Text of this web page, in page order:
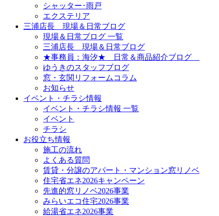
シャッター･雨戸
エクステリア
三浦店長 現場＆日常ブログ
現場＆日常ブログ 一覧
三浦店長 現場＆日常ブログ
★事務員：海汐★ 日常＆商品紹介ブログ
ゆうきのスタッフブログ
窓・玄関リフォームコラム
お知らせ
イベント・チラシ情報
イベント・チラシ情報 一覧
イベント
チラシ
お役立ち情報
施工の流れ
よくある質問
賃貸・分譲のアパート・マンション窓リノベ
住宅省エネ2026キャンペーン
先進的窓リノベ2026事業
みらいエコ住宅2026事業
給湯省エネ2026事業